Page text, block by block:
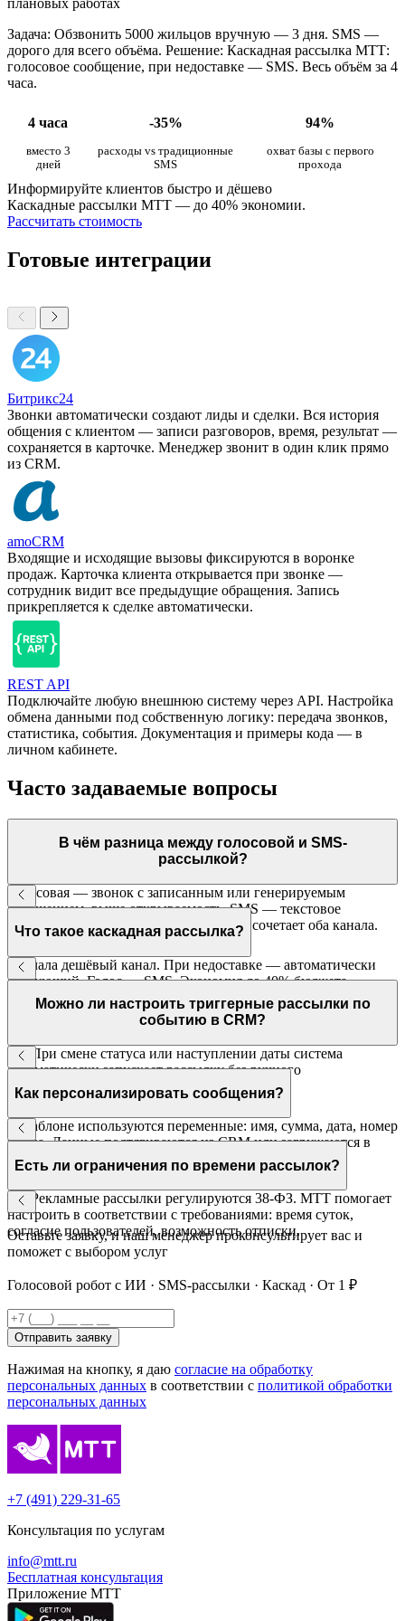
Задача: Обзвонить 5000 жильцов вручную — 3 дня. SMS —
дорого для всего объёма. Решение: Каскадная рассылка МТТ:
голосовое сообщение, при недоставке — SMS. Весь объём за 4
часа.
4 часа -35% 94%
вместо 3
дней
расходы vs традиционные
SMS
охват базы с первого
прохода
Информируйте клиентов быстро и дёшево
Каскадные рассылки МТТ — до 40% экономии.
Рассчитать стоимость
Готовые интеграции
Битрикс24
Звонки автоматически создают лиды и сделки. Вся история
общения с клиентом — записи разговоров, время, результат —
сохраняется в карточке. Менеджер звонит в один клик прямо
из CRM.
amoCRM
Входящие и исходящие вызовы фиксируются в воронке
продаж. Карточка клиента открывается при звонке —
сотрудник видит все предыдущие обращения. Запись
прикрепляется к сделке автоматически.
REST API
Подключайте любую внешнюю систему через API. Настройка
обмена данными под собственную логику: передача звонков,
статистика, события. Документация и примеры кода — в
личном кабинете.
Часто задаваемые вопросы
В чём разница между голосовой и SMS-
рассылкой?
Голосовая — звонок с записанным или генерируемым
сообщением, выше открываемость. SMS — текстовое
сообщение, остаётся у клиента. Каскад сочетает оба канала.
Что такое каскадная рассылка?
Сначала дешёвый канал. При недоставке — автоматически
следующий. Голос → SMS. Экономия до 40% бюджета.
Можно ли настроить триггерные рассылки по
событию в CRM?
Да. При смене статуса или наступлении даты система
автоматически запускает рассылку без ручного
вмешательства.
Как персонализировать сообщения?
В шаблоне используются переменные: имя, сумма, дата, номер
заказа. Данные подтягиваются из CRM или загружаются в
CSV.
Есть ли ограничения по времени рассылок?
Да. Рекламные рассылки регулируются 38-ФЗ. МТТ помогает
настроить в соответствии с требованиями: время суток,
согласие пользователей, возможность отписки.
Оставьте заявку, и наш менеджер проконсультирует вас и
поможет с выбором услуг
Голосовой робот с ИИ · SMS-рассылки · Каскад · От 1 ₽
Отправить заявку
Нажимая на кнопку, я даю согласие на обработку
персональных данных в соответствии с политикой обработки
персональных данных
+7 (491) 229-31-65
Консультация по услугам
info@mtt.ru
Бесплатная консультация
Приложение МТТ